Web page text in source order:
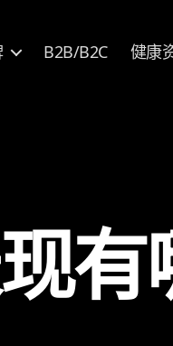
B2B/B2C 健康
有